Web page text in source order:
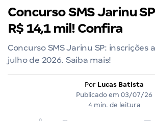
Concurso SMS Jarinu
R$ 14,1 mil! Confira
Concurso SMS Jarinu SP: inscrições
julho de 2026. Saiba mais!
Por Lucas Batista
Publicado em 03/07/26
4 min. de leitura